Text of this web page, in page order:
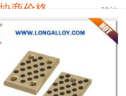
26,400 100
100
24,400
商价格 骏达